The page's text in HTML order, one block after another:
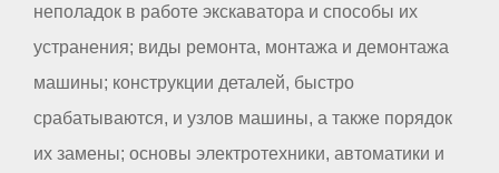
неполадок в работе экскаватора и способы их
устранения; виды ремонта, монтажа и демонтажа
машины; конструкции деталей, быстро
срабатываются, и узлов машины, а также порядок
их замены; основы электротехники, автоматики и